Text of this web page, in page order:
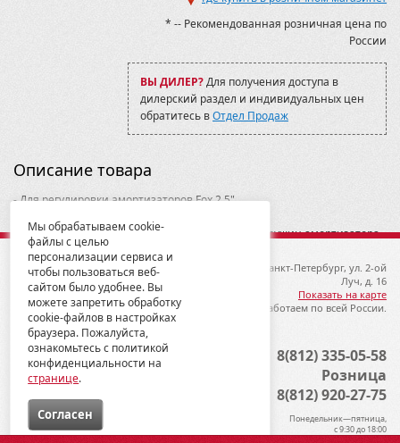
* -- Рекомендованная розничная цена по
России
ВЫ ДИЛЕР?Для получения доступа в
дилерский раздел и индивидуальных цен
обратитесь вОтдел Продаж
Описание товара
- Для регулировки амортизаторов Fox 2,5"
- Предназначено для регулировки преднатяга пружин амортизатора
© 2012-2026 ГК Металлопродукция
192019, Санкт-Петербург, ул. 2-ой
Луч, д. 16
Показать на карте
Мы работаем по всей России.
8(812) 335-05-58
Розница
8(812) 920-27-75
Понедельник—пятница,
с 9:30 до 18:00
Мы обрабатываем cookie-
файлы с целью
персонализации сервиса и
чтобы пользоваться веб-
сайтом было удобнее. Вы
можете запретить обработку
cookie-файлов в настройках
браузера. Пожалуйста,
ознакомьтесь с политикой
конфиденциальности на
странице.
Cогласен